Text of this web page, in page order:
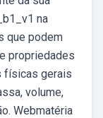
na
que podem
propriedades
físicas gerais
volume,
Webmatéria